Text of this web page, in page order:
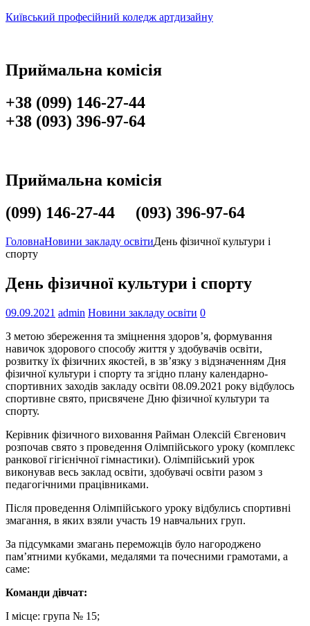
Київський професійний коледж артдизайну
Приймальна комісія
+38 (099) 146-27-44
+38 (093) 396-97-64
Приймальна комісія
(099) 146-27-44 (093) 396-97-64
ГоловнаНовини закладу освітиДень фізичної культури і
спорту
День фізичної культури і спорту
09.09.2021 admin Новини закладу освіти 0
З метою збереження та зміцнення здоров’я, формування
навичок здорового способу життя у здобувачів освіти,
розвитку їх фізичних якостей, в зв’язку з відзначенням Дня
фізичної культури і спорту та згідно плану календарно-
спортивних заходів закладу освіти 08.09.2021 року відбулось
спортивне свято, присвячене Дню фізичної культури та
спорту.
Керівник фізичного виховання Райман Олексій Євгенович
розпочав свято з проведення Олімпійського уроку (комплекс
ранкової гігієнічної гімнастики). Олімпійський урок
виконував весь заклад освіти, здобувачі освіти разом з
педагогічними працівниками.
Після проведення Олімпійського уроку відбулись спортивні
змагання, в яких взяли участь 19 навчальних груп.
За підсумками змагань переможців було нагороджено
пам’ятними кубками, медалями та почесними грамотами, а
саме:
Команди дівчат:
І місце: група № 15;